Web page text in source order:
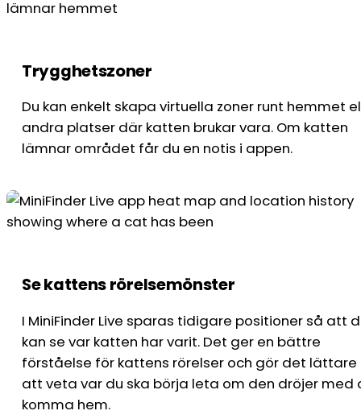
Trygghetszoner
Du kan enkelt skapa virtuella zoner runt hemmet
andra platser där katten brukar vara. Om katten
lämnar området får du en notis i appen.
Se kattens rörelsemönster
I MiniFinder Live sparas tidigare positioner så att
kan se var katten har varit. Det ger en bättre
förståelse för kattens rörelser och gör det lättare
att veta var du ska börja leta om den dröjer med
komma hem.